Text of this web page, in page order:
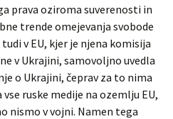
prava oziroma suverenosti in
trende omejevanja svobode
v EU, kjer je njena komisija
v Ukrajini, samovoljno uvedla
o Ukrajini, čeprav za to nima
ruske medije na ozemlju EU,
nismo v vojni. Namen tega